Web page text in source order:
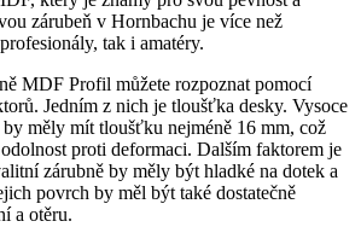
zárubeň v Hornbachu je více než
tak i amatéry.
MDF Profil můžete rozpoznat pomocí
Jedním z nich je tloušťka desky. Vysoce
měly mít tloušťku nejméně 16 mm, což
proti deformaci. Dalším faktorem je
zárubně by měly být hladké na dotek a
povrch by měl být také dostatečně
a otěru.